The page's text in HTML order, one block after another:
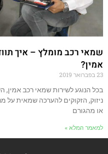
שמאי רכב מומלץ – איך
אמין?
23 בפברואר 2019
בכל הנוגע לשירות שמאי רכב אמין,
ניזוק, הזקוקים להערכה שמאית על
או מהגורם
למאמר המלא »